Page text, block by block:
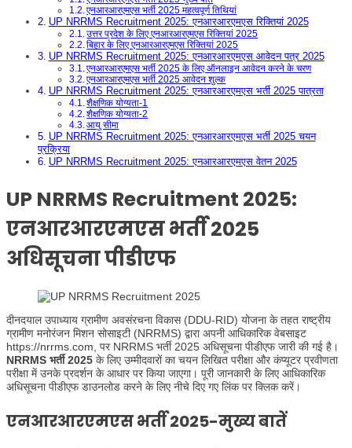
एनआरआरएमएस भर्ती 2025 महत्वपूर्ण तिथियां
UP NRRMS Recruitment 2025: एनआरआरएमएस रिक्तियां 2025
उत्तर प्रदेश के लिए एनआरआरएमएस रिक्तियां 2025
बिहार के लिए एनआरआरएमएस रिक्तियां 2025
UP NRRMS Recruitment 2025: एनआरआरएमएस आवेदन पत्र 2025
एनआरआरएमएस भर्ती 2025 के लिए ऑनलाइन आवेदन करने के चरण
एनआरआरएमएस भर्ती 2025 आवेदन शुल्क
UP NRRMS Recruitment 2025: एनआरआरएमएस भर्ती 2025 पात्रता
शैक्षणिक योग्यता-1
शैक्षणिक योग्यता-2
आयु सीमा
UP NRRMS Recruitment 2025: एनआरआरएमएस भर्ती 2025 चयन
प्रक्रिया
UP NRRMS Recruitment 2025: एनआरआरएमएस वेतन 2025
UP NRRMS Recruitment 2025:
एनआरआरएमएस भर्ती 2025
अधिसूचना पीडीएफ
दीनदयाल उपाध्याय ग्रामीण अवसंरचना विकास (DDU-RID) योजना के तहत राष्ट्रीय
ग्रामीण मनोरंजन मिशन सोसाइटी (NRRMS) द्वारा अपनी आधिकारिक वेबसाइट
https://nrrms.com, पर NRRMS भर्ती 2025 अधिसूचना पीडीएफ जारी की गई है।
NRRMS भर्ती 2025 के लिए उम्मीदवारों का चयन लिखित परीक्षा और कंप्यूटर प्रवीणता
परीक्षा में उनके प्रदर्शन के आधार पर किया जाएगा। पूरी जानकारी के लिए आधिकारिक
अधिसूचना पीडीएफ डाउनलोड करने के लिए नीचे दिए गए लिंक पर क्लिक करें।
एनआरआरएमएस भर्ती 2025-मुख्य बातें